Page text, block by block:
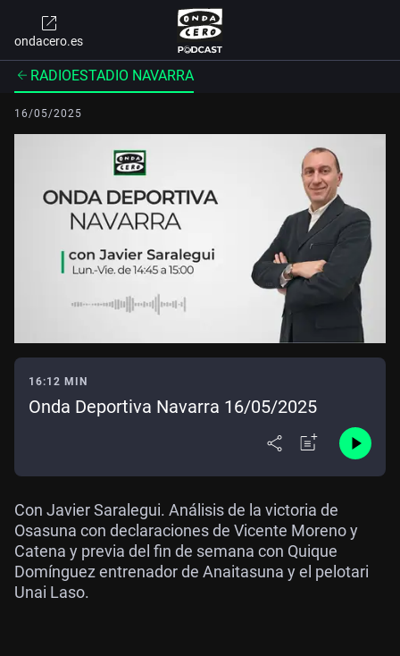
ondacero.es
RADIOESTADIO NAVARRA
16/05/2025
16:12 MIN
Onda Deportiva Navarra 16/05/2025
Con Javier Saralegui. Análisis de la victoria de
Osasuna con declaraciones de Vicente Moreno y
Catena y previa del fin de semana con Quique
Domínguez entrenador de Anaitasuna y el pelotari
Unai Laso.